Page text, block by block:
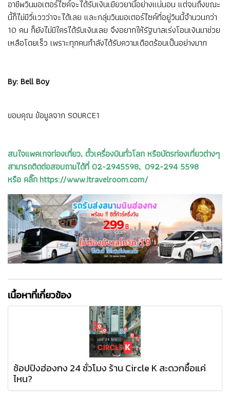
อาชีพวินมอเตอร์ไซค์จะได้รับเงินเยียวยานี้อย่างแน่นอน แต่จนถึงขณะ
นี้ก็ไม่มีวี่แววว่าจะได้เลย และกลุ่มวินมอเตอร์ไซค์ที่อยู่วินนี้จำนวนกว่า
10 คน ก็ยังไม่มีใครได้รับเงินเลย จึงอยากให้รัฐบาลเร่งโอนเงินมาช่วย
เหลือโดยเร็ว เพราะทุกคนกำลังได้รับความเดือดร้อนเป็นอย่างมาก
By: Bell Boy
ขอบคุณ ข้อมูลจาก SOURCE1
สนใจแพคเกจท่องเที่ยว, ตั๋วเครื่องบินทั่วโลก หรือบัตรท่องเที่ยวต่างๆ
สามารถติดต่อสอบถามได้ที่ 02-2945598, 092-294 5598
หรือ คลิ๊ก https://www.itravelroom.com/
เนื้อหาที่เกี่ยวข้อง
ช้อปปิงฮ่องกง 24 ชั่วโมง ร้าน Circle K สะดวกซื้อแค่
ไหน?